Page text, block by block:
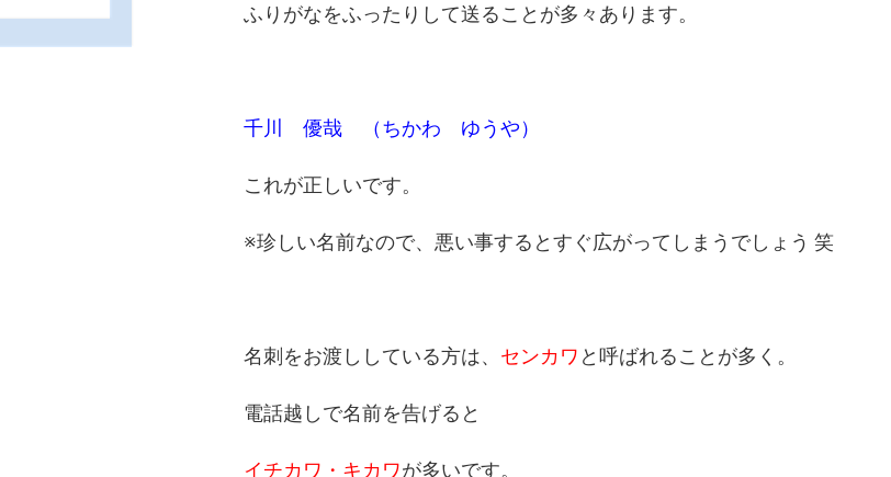
ふりがなをふったりして送ることが多々あります。
千川 優哉 （ちかわ ゆうや）
これが正しいです。
※珍しい名前なので、悪い事するとすぐ広がってしまうでしょう 笑
名刺をお渡ししている方は、 センカワ と呼ばれることが多く。
電話越しで名前を告げると
イチカワ・キカワが多いです。